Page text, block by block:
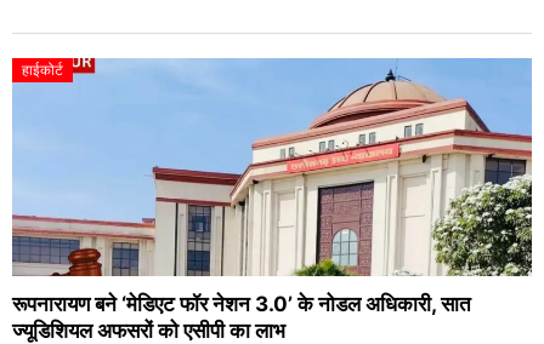
हाईकोर्ट
रूपनारायण बने ‘मेडिएट फॉर नेशन 3.0’ के नोडल अधिकारी, सात
ज्यूडिशियल अफसरों को एसीपी का लाभ